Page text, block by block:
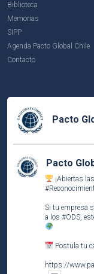
Biblioteca
Memorias
SIPP
Agenda Pacto Global Chile
Contacto
Pacto
Pacto
¡Abiertas
Si tu empresa
a los #ODS,
Postula tu
https://